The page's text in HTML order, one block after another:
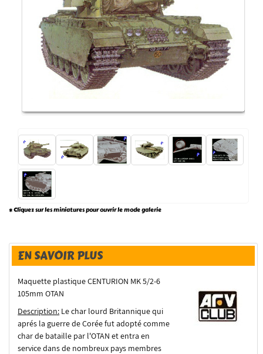
* Cliquez sur les miniatures pour ouvrir le mode galerie
EN SAVOIR PLUS
Maquette plastique CENTURION MK 5/2-6
105mm OTAN
Description: Le char lourd Britannique qui
aprés la guerre de Corée fut adopté comme
char de bataille par l'OTAN et entra en
service dans de nombreux pays membres